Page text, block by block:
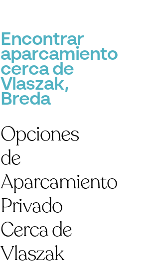
Encontrar
aparcamiento
cerca de
Vlaszak,
Breda
Opciones
de
Aparcamiento
Privado
Cerca de
Vlaszak